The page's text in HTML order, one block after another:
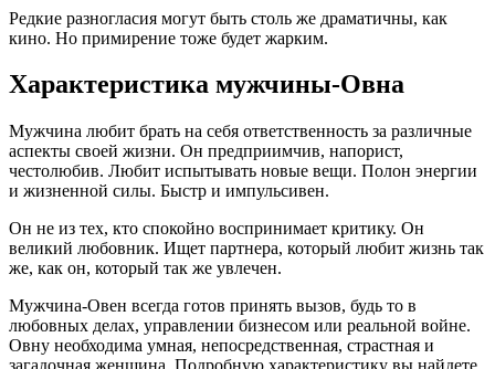
Редкие разногласия могут быть столь же драматичны, как
кино. Но примирение тоже будет жарким.
Характеристика мужчины-Овна
Мужчина любит брать на себя ответственность за различные
аспекты своей жизни. Он предприимчив, напорист,
честолюбив. Любит испытывать новые вещи. Полон энергии
и жизненной силы. Быстр и импульсивен.
Он не из тех, кто спокойно воспринимает критику. Он
великий любовник. Ищет партнера, который любит жизнь так
же, как он, который так же увлечен.
Мужчина-Овен всегда готов принять вызов, будь то в
любовных делах, управлении бизнесом или реальной войне.
Овну необходима умная, непосредственная, страстная и